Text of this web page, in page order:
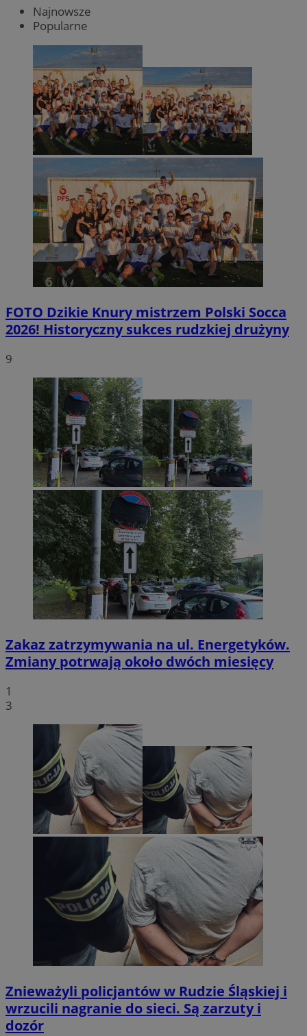
Najnowsze
Popularne
FOTO Dzikie Knury mistrzem Polski Socca
2026! Historyczny sukces rudzkiej drużyny
9
Zakaz zatrzymywania na ul. Energetyków.
Zmiany potrwają około dwóch miesięcy
1
3
Znieważyli policjantów w Rudzie Śląskiej i
wrzucili nagranie do sieci. Są zarzuty i
dozór